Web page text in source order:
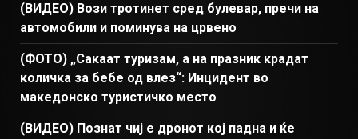
(ВИДЕО) Вози тротинет сред булевар, пречи на
автомобили и поминува на црвено
(ФОТО) „Сакаат туризам, а на празник крадат
количка за бебе од влез“: Инцидент во
македонско туристичко место
(ВИДЕО) Познат чиј е дронот кој падна и ќе